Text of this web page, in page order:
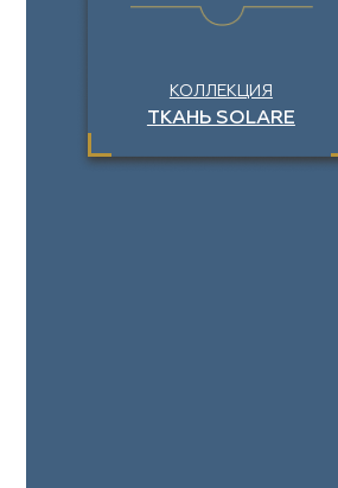
КОЛЛЕКЦИЯ
ТКАНЬ SOLARE